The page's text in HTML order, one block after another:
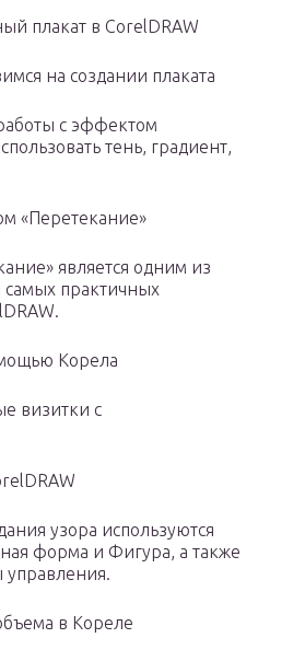
плакат в CorelDRAW
на создании плаката
с эффектом
тень, градиент,
«Перетекание»
является одним из
практичных
Корела
визитки с
узора используются
форма и Фигура, а также
в Кореле